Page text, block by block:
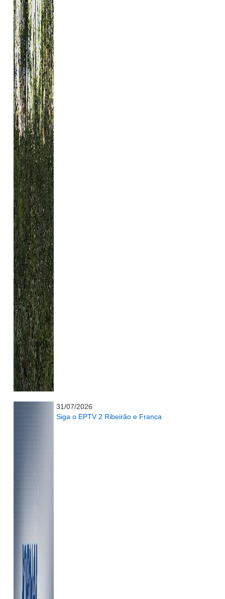
31/07/2026
Siga o EPTV 2 Ribeirão e Franca